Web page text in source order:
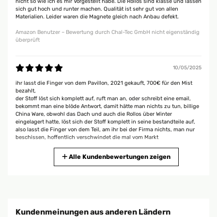
sich gut hoch und runter machen. Qualität ist sehr gut von allen
Materialien. Leider waren die Magnete gleich nach Anbau defekt.
Amazon Benutzer – Bewertung durch Chal-Tec GmbH nicht eigenständig
überprüft
10/05/2025
ihr lasst die Finger von dem Pavillon, 2021 gekauft, 700€ für den Mist
bezahlt,
der Stoff löst sich komplett auf, ruft man an, oder schreibt eine email,
bekommt man eine blöde Antwort, damit hätte man nichts zu tun, billige
China Ware, obwohl das Dach und auch die Rollos über Winter
eingelagert hatte, löst sich der Stoff komplett in seine bestandteile auf,
also lasst die Finger von dem Teil, am ihr bei der Firma nichts, man nur
beschissen, hoffentlich verschwindet die mal vom Markt
ausreichend auseinandersetzen und alle Materialien übersichtlich
Alle Kundenbewertungen zeigen
Kundenmeinungen aus anderen Ländern